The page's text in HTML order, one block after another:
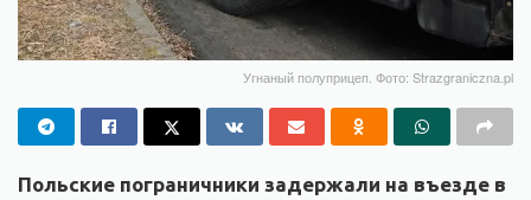
Угнаный полуприцеп. Фото: Strazgraniczna.pl
Польские пограничники задержали на въезде в